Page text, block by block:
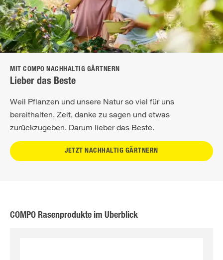
MIT COMPO NACHHALTIG GÄRTNERN
Lieber das Beste
Weil Pflanzen und unsere Natur so viel für uns
bereithalten. Zeit, danke zu sagen und etwas
zurückzugeben. Darum lieber das Beste.
JETZT NACHHALTIG GÄRTNERN
COMPO Rasenprodukte im Überblick